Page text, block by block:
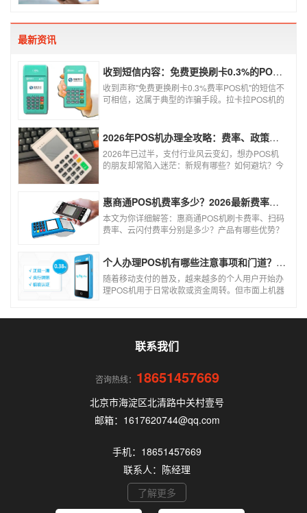
最新资讯
收到短信内容：免费更换刷卡0.3%的POS机，可以相信吗？
收到声称"免费更换刷卡0.3%费率POS机"的短信不
可相信，这属于典型的诈骗手段。拉卡拉POS机的
风险。以下结合权威信息分析原因及应对建议：2026年POS机办理全攻略：费率、政策、避坑一篇讲清
2026年已过半，支付行业风云变幻，想办POS机
的朋友却常陷入迷茫：新规有哪些？如何避坑？今
使用！
惠商通POS机费率多少？2026最新费率标准及办理全攻略
本文为你详细解答：惠商通POS机刷卡费率、扫码
费率、云闪付费率分别是多少？产品有哪些优势？
个人办理POS机有哪些注意事项和门道？（2026最新避坑指南）
随着移动支付的普及，越来越多的个人用户开始办
理POS机用于日常收款或资金周转。但市面上机器
联系我们
咨询热线： 18651457669
北京市海淀区北清路中关村壹号
邮箱：1617620744@qq.com
手机：18651457669
联系人：陈经理
了解更多